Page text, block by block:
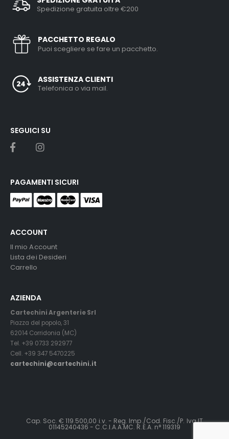
Spedizione gratuita oltre €200
PACCHETTO REGALO
Puoi scegliere se fare un pacchetto.
ASSISTENZA CLIENTI
Telefonica o via mail.
ACCOUNT
Il mio Account
Lista dei Desideri
Carrello
AZIENDA
Cartechini Argenterie Srl
Piazza del popolo, 31
62014 Corridonia (MC)
Tel. +39 0733 292977
Cell. +39 347 5470225
cartechini@cartechini.it
SEGUICI SU
PAGAMENTI SICURI
Cap. Soc. € 119.500,00 i.v. - Reg. Imp./Cod. Fisc./P. Iva IT
01145240436 - C.C.I.A.A.MC. R.E.A. n° 119319